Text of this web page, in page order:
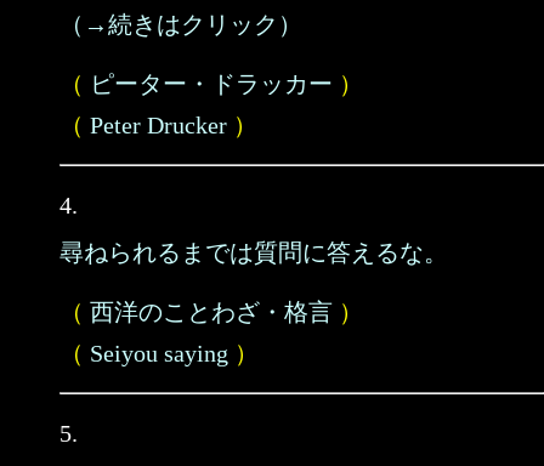
（→続きはクリック）
（ ピーター・ドラッカー ）
（ Peter Drucker ）
4.
尋ねられるまでは質問に答えるな。
（ 西洋のことわざ・格言 ）
（ Seiyou saying ）
5.